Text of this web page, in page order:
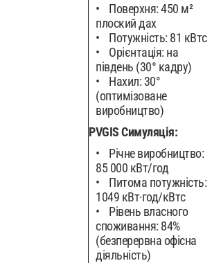
Поверхня: 450 м²
плоский дах
Потужність: 81 кВтc
Орієнтація: на
південь (30° кадру)
Нахил: 30°
(оптимізоване
виробництво)
PVGIS Симуляція:
Річне виробництво:
85 000 кВт/год
Питома потужність:
1049 кВт·год/кВтc
Рівень власного
споживання: 84%
(безперервна офісна
діяльність)